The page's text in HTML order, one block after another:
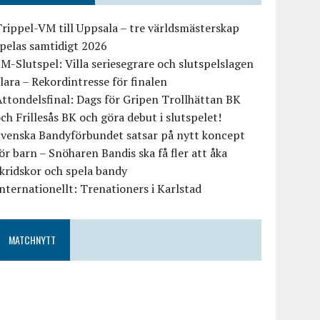
VM till Uppsala – tre världsmästerskap
samtidigt 2026
Slutspel: Villa seriesegrare och slutspelslagen
– Rekordintresse för finalen
Dags för Gripen Trollhättan BK
Frillesås BK och göra debut i slutspelet!
Bandyförbundet satsar på nytt koncept
barn – Snöharen Bandis ska få fler att åka
och spela bandy
Trenationers i Karlstad
MATCHNYTT